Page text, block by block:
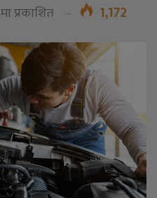
मा प्रकाशित 1,172